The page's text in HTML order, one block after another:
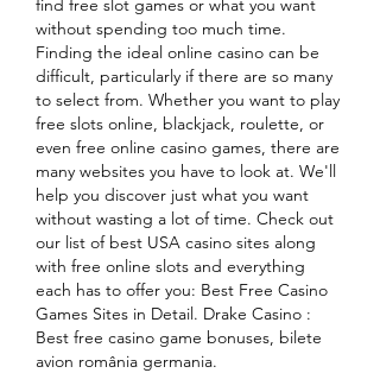
without spending too much time.
Finding the ideal online casino can be
difficult, particularly if there are so many
to select from. Whether you want to play
free slots online, blackjack, roulette, or
even free online casino games, there are
many websites you have to look at. We'll
help you discover just what you want
without wasting a lot of time. Check out
our list of best USA casino sites along
with free online slots and everything
each has to offer you: Best Free Casino
Games Sites in Detail. Drake Casino :
Best free casino game bonuses, bilete
avion românia germania.